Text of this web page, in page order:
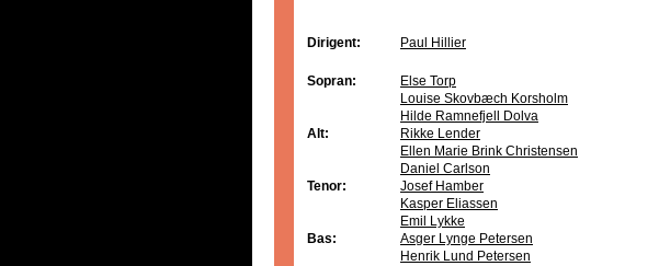
Dirigent: Paul Hillier
Sopran:
Else Torp
Louise Skovbæch Korsholm
Hilde Ramnefjell Dolva
Alt:
Rikke Lender
Ellen Marie Brink Christensen
Daniel Carlson
Tenor:
Josef Hamber
Kasper Eliassen
Emil Lykke
Bas:
Asger Lynge Petersen
Henrik Lund Petersen